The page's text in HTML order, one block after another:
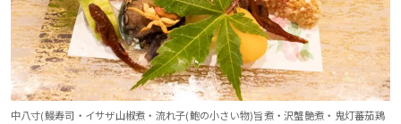
中八寸(鰻寿司・イサザ山椒煮・流れ子(鮑の小さい物)旨煮・沢蟹艶煮・鬼灯蕃茄鶏